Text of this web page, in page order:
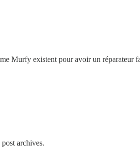
Murfy existent pour avoir un réparateur
archives.